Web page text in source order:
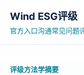
Wind ESG评级
官方入口沟通常见问题
评级方法学摘要